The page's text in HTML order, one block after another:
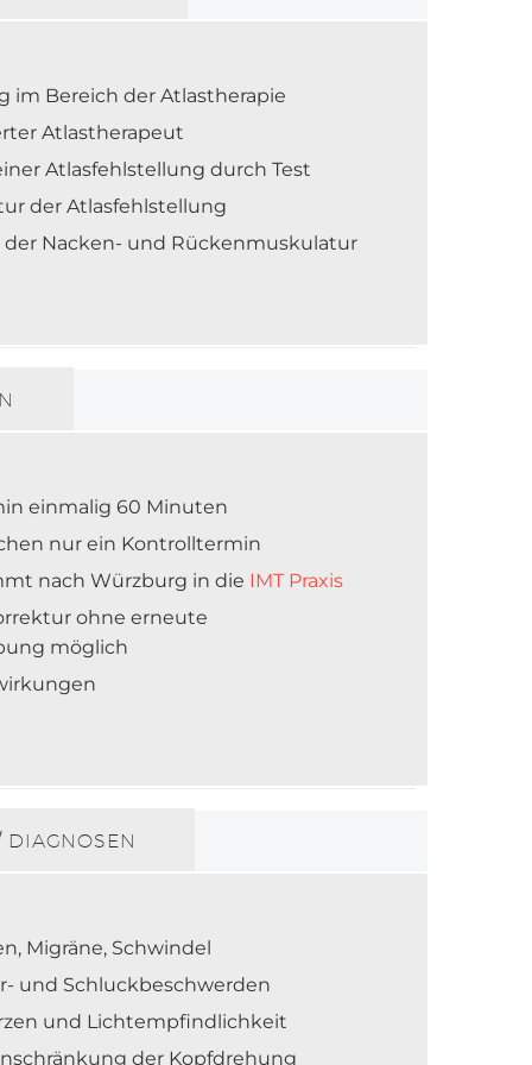
im Bereich der Atlastherapie
Atlastherapeut
Atlasfehlstellung durch Test
der Atlasfehlstellung
Nacken- und Rückenmuskulatur
einmalig 60 Minuten
nur ein Kontrolltermin
nach Würzburg in die IMT Praxis
ohne erneute
möglich
DIAGNOSEN
Migräne, Schwindel
und Schluckbeschwerden
und Lichtempfindlichkeit
der Kopfdrehung